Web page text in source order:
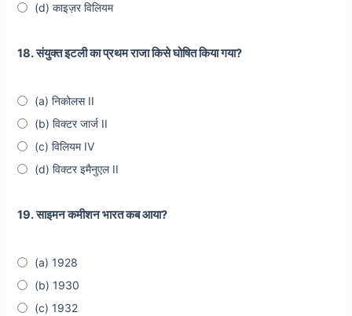
(d) काइज़र विलियम
18. संयुक्त इटली का प्रथम राजा किसे घोषित किया गया?
(a) निकोलस II
(b) विक्टर जार्ज II
(c) विलियम IV
(d) विक्टर इमैनुएल II
19. साइमन कमीशन भारत कब आया?
(a) 1928
(b) 1930
(c) 1932